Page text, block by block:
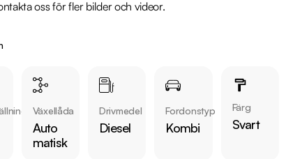
oss för fler bilder och videor.
3, 132 45, Nacka
Bil:
bilar
Växellåda
Auto
matisk
Drivmedel
Diesel
Fordonstyp
Kombi
Färg
Svart